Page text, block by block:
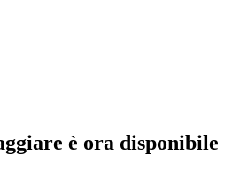
è ora disponibile